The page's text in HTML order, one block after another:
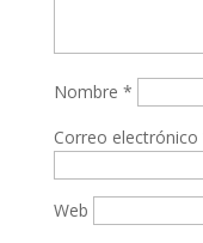
Nombre *
Correo electrónico
Web